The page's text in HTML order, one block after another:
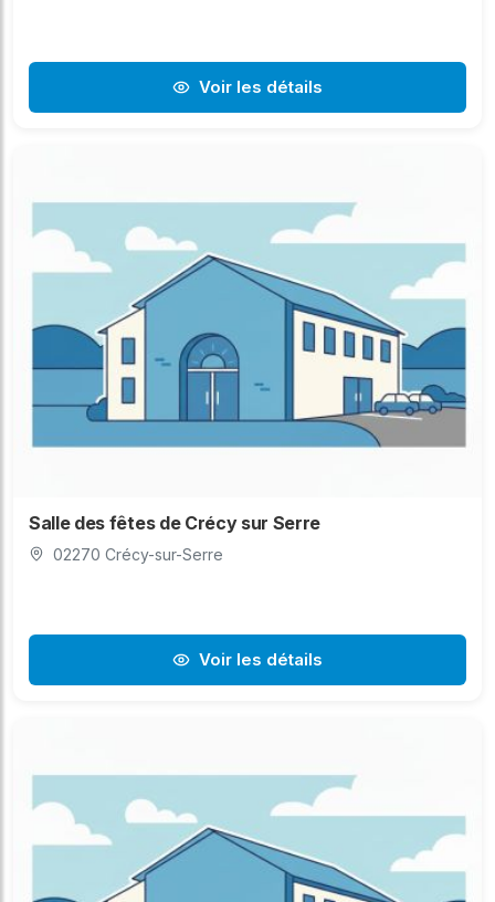
Voir les détails
Salle des fêtes de Crécy sur Serre
02270 Crécy-sur-Serre
Voir les détails